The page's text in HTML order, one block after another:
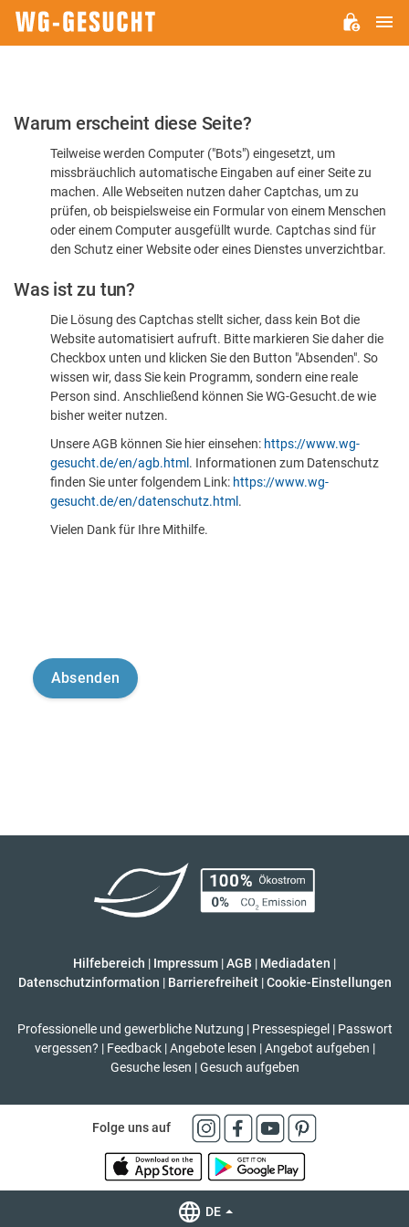
Bitte
dass
sind
Warum erscheint diese Seite?
Teilweise werden Computer ("Bots") eingesetzt, um
missbräuchlich automatische Eingaben auf einer Seite zu
machen. Alle Webseiten nutzen daher Captchas, um zu
prüfen, ob beispielsweise ein Formular von einem Menschen
oder einem Computer ausgefüllt wurde. Captchas sind für
den Schutz einer Website oder eines Dienstes unverzichtbar.
Was ist zu tun?
Die Lösung des Captchas stellt sicher, dass kein Bot die
Website automatisiert aufruft. Bitte markieren Sie daher die
Checkbox unten und klicken Sie den Button "Absenden". So
wissen wir, dass Sie kein Programm, sondern eine reale
Person sind. Anschließend können Sie WG-Gesucht.de wie
bisher weiter nutzen.
Unsere AGB können Sie hier einsehen: https://www.wg-
gesucht.de/en/agb.html . Informationen zum Datenschutz
finden Sie unter folgendem Link: https://www.wg-
gesucht.de/en/datenschutz.html .
Vielen Dank für Ihre Mithilfe.
Hilfebereich | Impressum |AGB | Mediadaten |
Datenschutzinformation | Barrierefreiheit | Cookie-Einstellungen
Professionelle und gewerbliche Nutzung | Pressespiegel | Passwort
vergessen? | Feedback | Angebote lesen | Angebot aufgeben |
Gesuche lesen | Gesuch aufgeben
Folge uns auf
DE